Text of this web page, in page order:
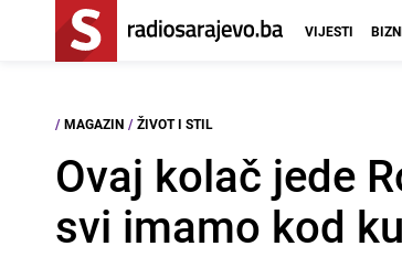
VIJESTI
/ MAGAZIN / ŽIVOT I STIL
Ovaj kolač jede
svi imamo kod